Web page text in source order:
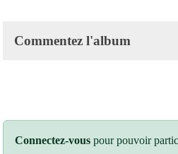
Commentez l'album
Connectez-vous pour pouvoir